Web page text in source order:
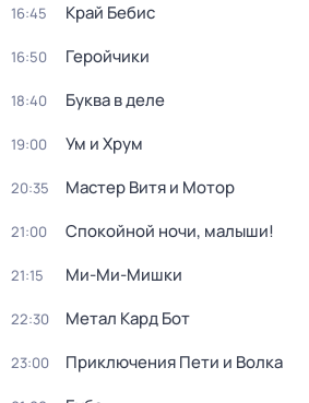
16:45 Край Бебис
16:50 Геройчики
18:40 Буква в деле
19:00 Ум и Хрум
20:35 Мастер Витя и Мотор
21:00 Спокойной ночи, малыши!
21:15 Ми-Ми-Мишки
22:30 Метал Кард Бот
23:00 Приключения Пети и Волка